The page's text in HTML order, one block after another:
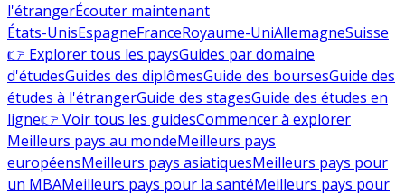
l'étrangerÉcouter maintenant
États-UnisEspagneFranceRoyaume-UniAllemagneSuisse
👉 Explorer tous les paysGuides par domaine
d'étudesGuides des diplômesGuide des boursesGuide des
études à l'étrangerGuide des stagesGuide des études en
ligne👉 Voir tous les guidesCommencer à explorer
Meilleurs pays au mondeMeilleurs pays
européensMeilleurs pays asiatiquesMeilleurs pays pour
un MBAMeilleurs pays pour la santéMeilleurs pays pour